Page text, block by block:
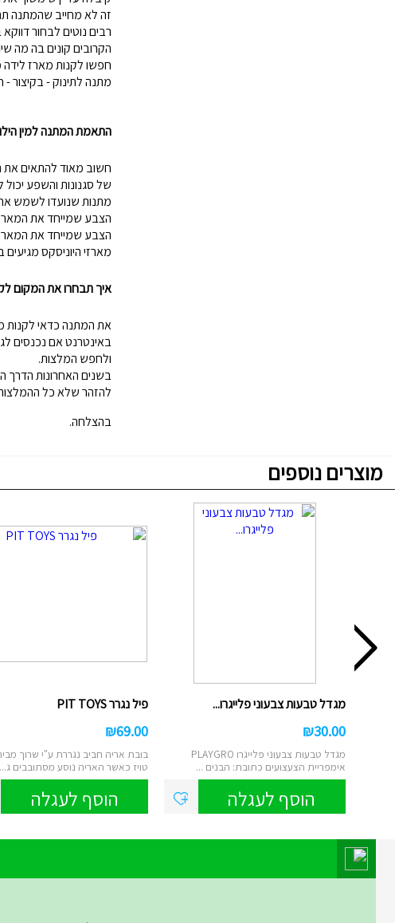
סליים/בצקים
טוש סקיצה/טוש
ספלים
קופות חיסכון
גמבוי
איפור לילדות
למחשב/טאבלט
מראות איפור/מנורות
תמונות קנבס
מיקרופון/רמקולים/
שעון מעורר/שעוני
זה לא מחייב שהמתנה
רבים נוטים לבחור
הקרובים קונים בה מה
חפשו לקנות מארז
מתנה לתינוק - בקיצור
התאמת המתנה למין
חשוב מאוד להתאים את
של סגנונות והשפע
מתנות שנועדו לשמש את 2 המינים - לרוב נקרא מארזי לידה
הצבע שמייחד את
הצבע שמייחד את
מארזי היוניסקס
איך תבחרו את המקום
את המתנה כדאי
באינטרנט אם נכנסים
ולחפש המלצות.
בשנים האחרונות הדרך
להזהר שלא כל
בהצלחה.
מוצרים נוספים
מגדל טבעות צבעוני פלייגרו...
30.00
₪
מגדל טבעות צבעוני פלייגרו PLAYGRO
אימפריית הצעצועים כתובת: הבנים ...
הוסף לעגלה
פיל נגרר PIT TOYS
69.00
₪
בובת אריה חביב נגררת ע"י שרוך
טויז כאשר האריה נוסע מסתובבים ג...
הוסף לעגלה